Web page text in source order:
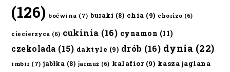
(126) boćwina (7) buraki (8) chia (9) chorizo (6)
ciecierzyca (6) cukinia (16) cynamon (11)
czekolada (15) daktyle (9) drób (16) dynia (22)
imbir (7) jabłka (8) jarmuż (6) kalafior(9) kasza jaglana